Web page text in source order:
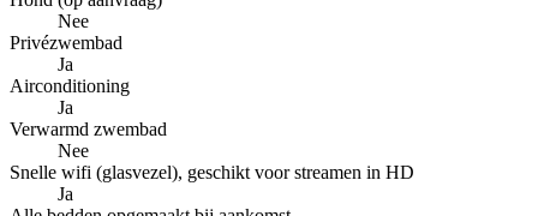
Nee
Privézwembad
Ja
Airconditioning
Ja
Verwarmd zwembad
Nee
Snelle wifi (glasvezel), geschikt voor streamen in HD
Ja